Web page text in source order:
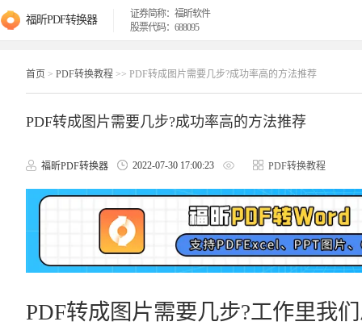
福昕PDF转换器
证券简称：福昕软件
股票代码：688095
首页 > PDF转换教程 >> PDF转成图片需要几步?成功率高的方法推荐
PDF转成图片需要几步?成功率高的方法推荐
福昕PDF转换器 2022-07-30 17:00:23 PDF转换教程
PDF转成图片需要几步?工作里我